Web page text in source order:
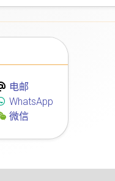
电邮
WhatsApp
微信